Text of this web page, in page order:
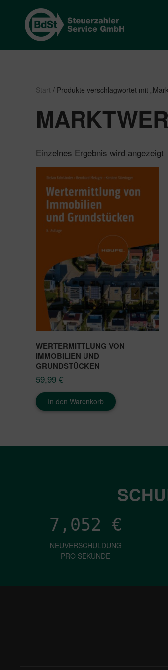
Start / Produkte verschlagwortet mit
Einzelnes Ergebnis wird angezeigt
WERTERMITTLUNG VON
IMMOBILIEN UND
GRUNDSTÜCKEN
59,99 €
In den Warenkorb
7,052 €
NEUVERSCHULDUNG
PRO SEKUNDE